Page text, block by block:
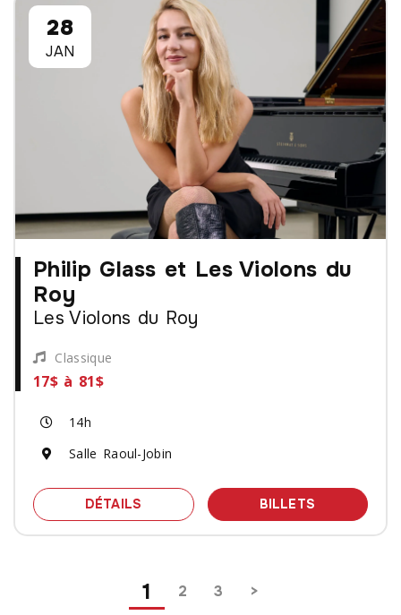
28
JAN
Philip Glass et Les Violons du
Roy
Les Violons du Roy
Classique
17$ à 81$
14h
Salle Raoul-Jobin
DÉTAILS SPECTACLE PHILIP GLASS ET LES
BILLETS DES
1 2 3